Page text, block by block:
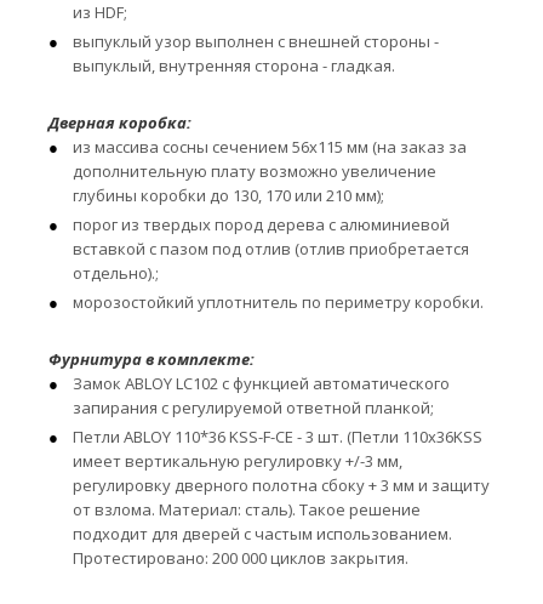
из HDF;
выпуклый узор выполнен с внешней стороны -
выпуклый, внутренняя сторона - гладкая.
Дверная коробка:
из массива сосны сечением 56х115 мм (на заказ за
дополнительную плату возможно увеличение
глубины коробки до 130, 170 или 210 мм);
порог из твердых пород дерева с алюминиевой
вставкой с пазом под отлив (отлив приобретается
отдельно).;
морозостойкий уплотнитель по периметру коробки.
Фурнитура в комплекте:
Замок ABLOY LC102 с функцией автоматического
запирания с регулируемой ответной планкой;
Петли ABLOY 110*36 KSS-F-CE - 3 шт. (Петли 110x36KSS
имеет вертикальную регулировку +/-3 мм,
регулировку дверного полотна сбоку + 3 мм и защиту
от взлома. Материал: сталь). Такое решение
подходит для дверей с частым использованием.
Протестировано: 200 000 циклов закрытия.